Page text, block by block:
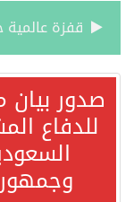
صدور
للدفاع